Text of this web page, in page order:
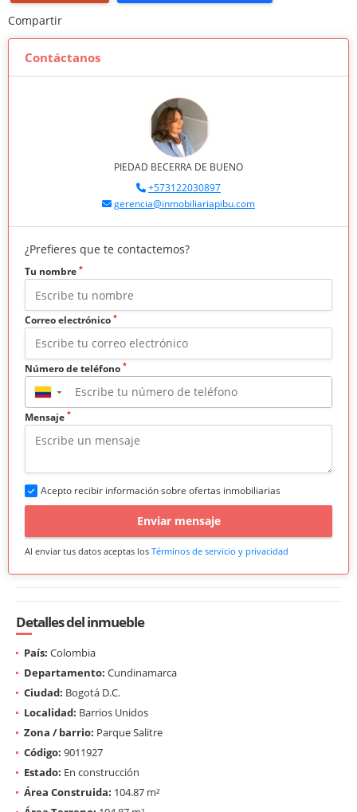
Compartir
Contáctanos
PIEDAD BECERRA DE BUENO
+573122030897
gerencia@inmobiliariapibu.com
¿Prefieres que te contactemos?
Tu nombre *
Correo electrónico *
Número de teléfono *
▼
Mensaje *
Acepto recibir información sobre ofertas inmobiliarias
Enviar mensaje
Al enviar tus datos aceptas los Términos de servicio y privacidad
Detalles del inmueble
País: Colombia
Departamento: Cundinamarca
Ciudad: Bogotá D.C.
Localidad: Barrios Unidos
Zona / barrio: Parque Salitre
Código: 9011927
Estado: En construcción
Área Construida: 104.87 m²